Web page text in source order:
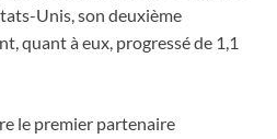
Unis, son deuxième
quant à eux, progressé de 1,1
le premier partenaire